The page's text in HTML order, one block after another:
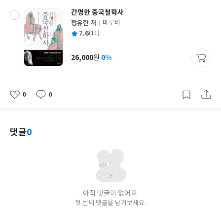
간명한 중국철학사
글
쓴
펑유란 저
출
사
마루비
평 7.6(11)
가
26,000원 0%
좋
0
댓
0
작
댓글0
아직 댓글이 없어요.
첫 번째 댓글을 남겨보세요.